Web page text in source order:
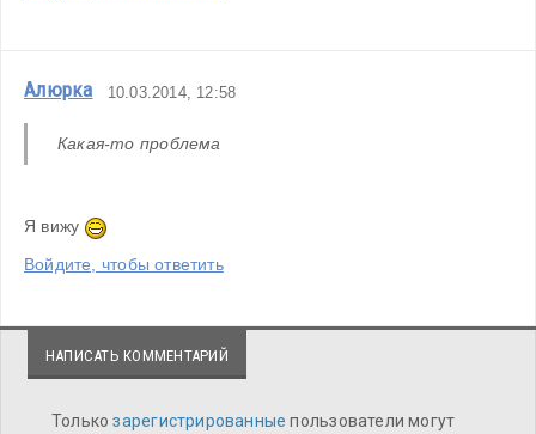
Алюрка 10.03.2014, 12:58
Какая-то проблема
Я вижу
Войдите, чтобы ответить
НАПИСАТЬ КОММЕНТАРИЙ
Толькозарегистрированныепользователи могут